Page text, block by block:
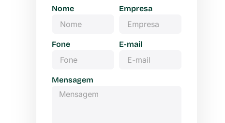
Nome Empresa
Fone E-mail
Mensagem